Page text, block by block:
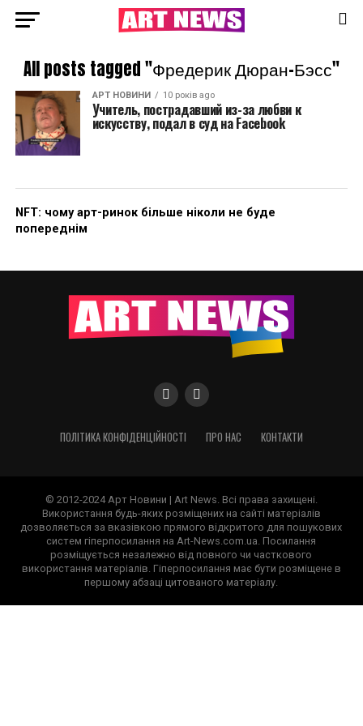
All posts tagged "Фредерик Дюран-Бэсс"
АРТ НОВИНИ 10 років ago
Учитель, пострадавший из-за любви к
искусству, подал в суд на Facebook
NFT: чому арт-ринок більше ніколи не буде
попереднім
ПОЛІТИКА КОНФІДЕНЦІЙНОСТІ ПРО НАС КОНТАКТИ
© 2012-2024 Арт Новини | Art News. Всі права захищені.
Використання будь-яких розміщених на сайті матеріалів
дозволяється за вказівкою прямого відкритого для пошукових
систем гіперпосилання на Art-News.com.ua. Посилання
розміщується незалежно від повного чи часткового
використання матеріалів. Гіперпосилання має бути розміщене в
першому абзаці цитованого матеріалу.